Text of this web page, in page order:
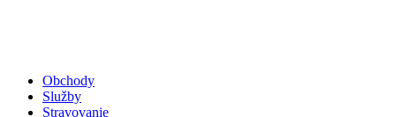
Obchody
Služby
Stravovanie